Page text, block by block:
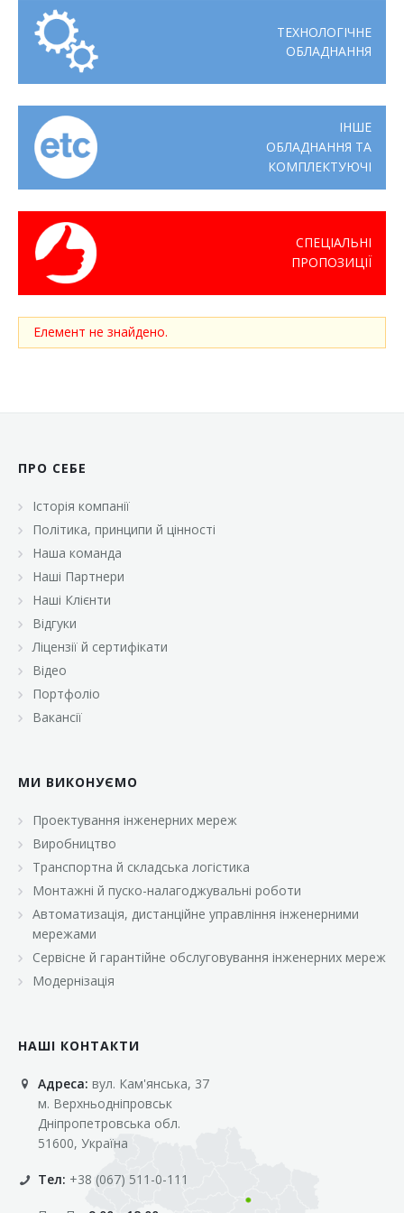
ТЕХНОЛОГІЧНЕ
ОБЛАДНАННЯ
ІНШЕ
ОБЛАДНАННЯ ТА
КОМПЛЕКТУЮЧІ
СПЕЦІАЛЬНІ
ПРОПОЗИЦІЇ
Елемент не знайдено.
ПРО СЕБЕ
Історія компанії
Політика, принципи й цінності
Наша команда
Наші Партнери
Наші Клієнти
Відгуки
Ліцензії й сертифікати
Відео
Портфоліо
Вакансії
МИ ВИКОНУЄМО
Проектування інженерних мереж
Виробництво
Транспортна й складська логістика
Монтажні й пуско-налагоджувальні роботи
Автоматизація, дистанційне управління інженерними
мережами
Сервісне й гарантійне обслуговування інженерних мереж
Модернізація
НАШІ КОНТАКТИ
Адреса: вул. Кам'янська, 37
м. Верхньодніпровськ
Дніпропетровська обл.
51600, Україна
Тел: +38 (067) 511-0-111